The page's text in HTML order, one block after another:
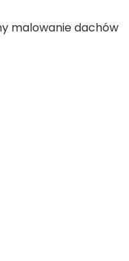
malowanie dachów